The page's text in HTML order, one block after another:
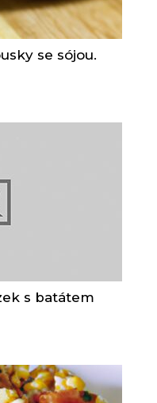
se sójou.
s batátem